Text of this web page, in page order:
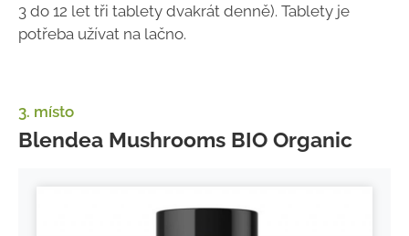
3 do 12 let tři tablety dvakrát denně). Tablety je
potřeba užívat na lačno.
3. místo
Blendea Mushrooms BIO Organic